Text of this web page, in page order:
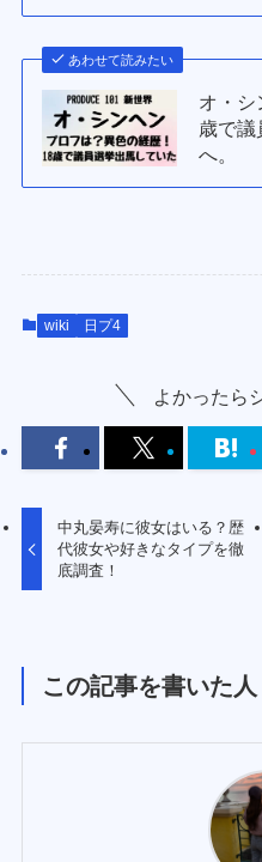
あわせて読みたい
オ・シ
歳で議
へ。
wiki 日プ4
よかったら
中丸晏寿に彼女はいる？歴
代彼女や好きなタイプを徹
底調査！
この記事を書いた人